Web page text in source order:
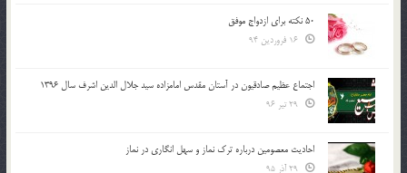
50 نکته برای ازدواج موفق
اجتماع عظیم صادقیون در آستان مقدس امامزاده سید جلال الدین اشرف سال 1396
احادیث معصومین درباره ترک نماز و سهل انگاری در نماز